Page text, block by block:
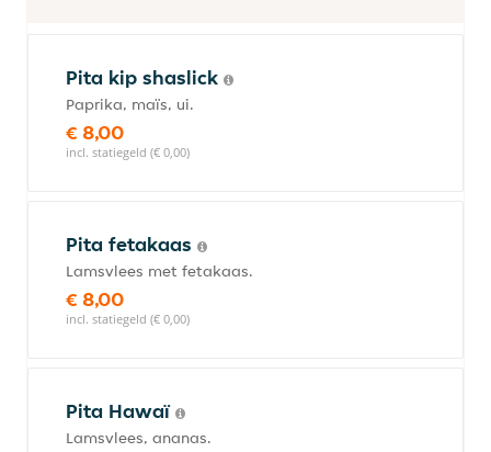
Pita kip shaslick
Paprika, maïs, ui.
€ 8,00
incl. statiegeld (€ 0,00)
Pita fetakaas
Lamsvlees met fetakaas.
€ 8,00
incl. statiegeld (€ 0,00)
Pita Hawaï
Lamsvlees, ananas.